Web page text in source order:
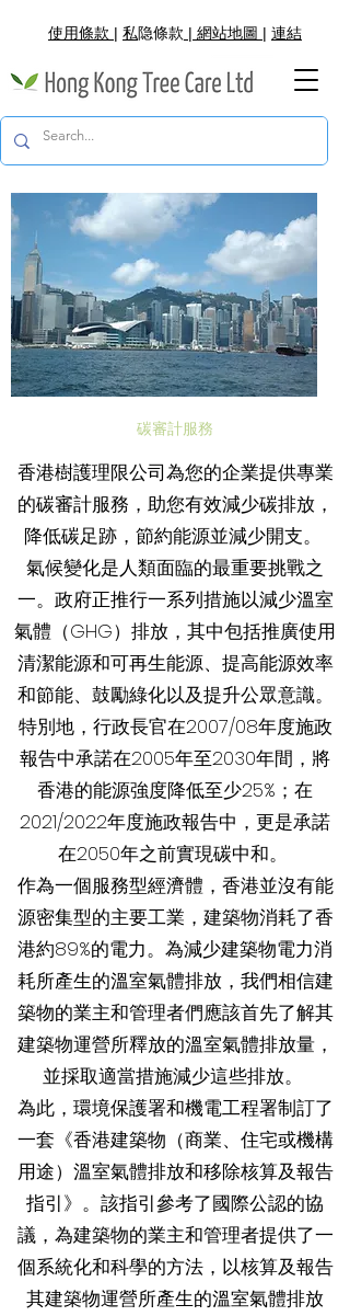
使用條款 | 私隐條款 | 網站地圖 | 連結
碳審計服務
香港樹護理限公司為您的企業提供專業
的碳審計服務，助您有效減少碳排放，
降低碳足跡，節約能源並減少開支。
氣候變化是人類面臨的最重要挑戰之
一。政府正推行一系列措施以減少溫室
氣體（GHG）排放，其中包括推廣使用
清潔能源和可再生能源、提高能源效率
和節能、鼓勵綠化以及提升公眾意識。
特別地，行政長官在2007/08年度施政
報告中承諾在2005年至2030年間，將
香港的能源強度降低至少25%；在
2021/2022年度施政報告中，更是承諾
在2050年之前實現碳中和。
作為一個服務型經濟體，香港並沒有能
源密集型的主要工業，建築物消耗了香
港約89%的電力。為減少建築物電力消
耗所產生的溫室氣體排放，我們相信建
築物的業主和管理者們應該首先了解其
建築物運營所釋放的溫室氣體排放量，
並採取適當措施減少這些排放。
為此，環境保護署和機電工程署制訂了
一套《香港建築物（商業、住宅或機構
用途）溫室氣體排放和移除核算及報告
指引》。該指引參考了國際公認的協
議，為建築物的業主和管理者提供了一
個系統化和科學的方法，以核算及報告
其建築物運營所產生的溫室氣體排放